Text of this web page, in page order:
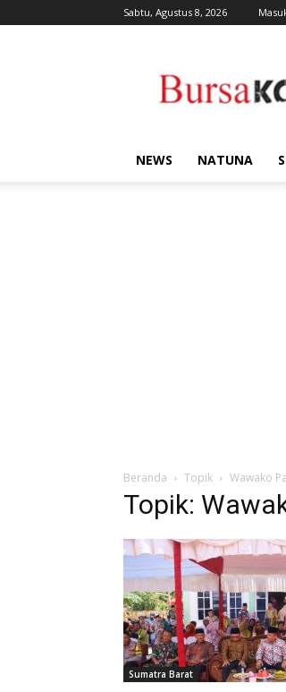
Sabtu, Agustus 8, 2026
NEWS NATUNA
Beranda Topik Wawako
Topik:
Sumatra Barat